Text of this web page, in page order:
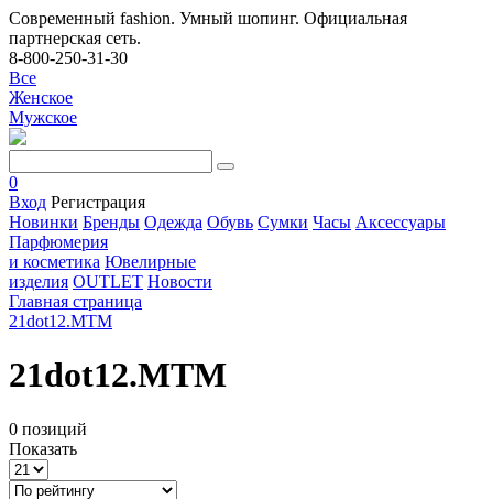
Современный fashion. Умный шопинг. Официальная
партнерская сеть.
8-800-250-31-30
Все
Женское
Мужское
0
Вход Регистрация
Новинки Бренды Одежда Обувь Сумки Часы Аксессуары
Парфюмерия
и косметика Ювелирные
изделия OUTLET Новости
Главная страница
21dot12.MTM
21dot12.MTM
0 позиций
Показать